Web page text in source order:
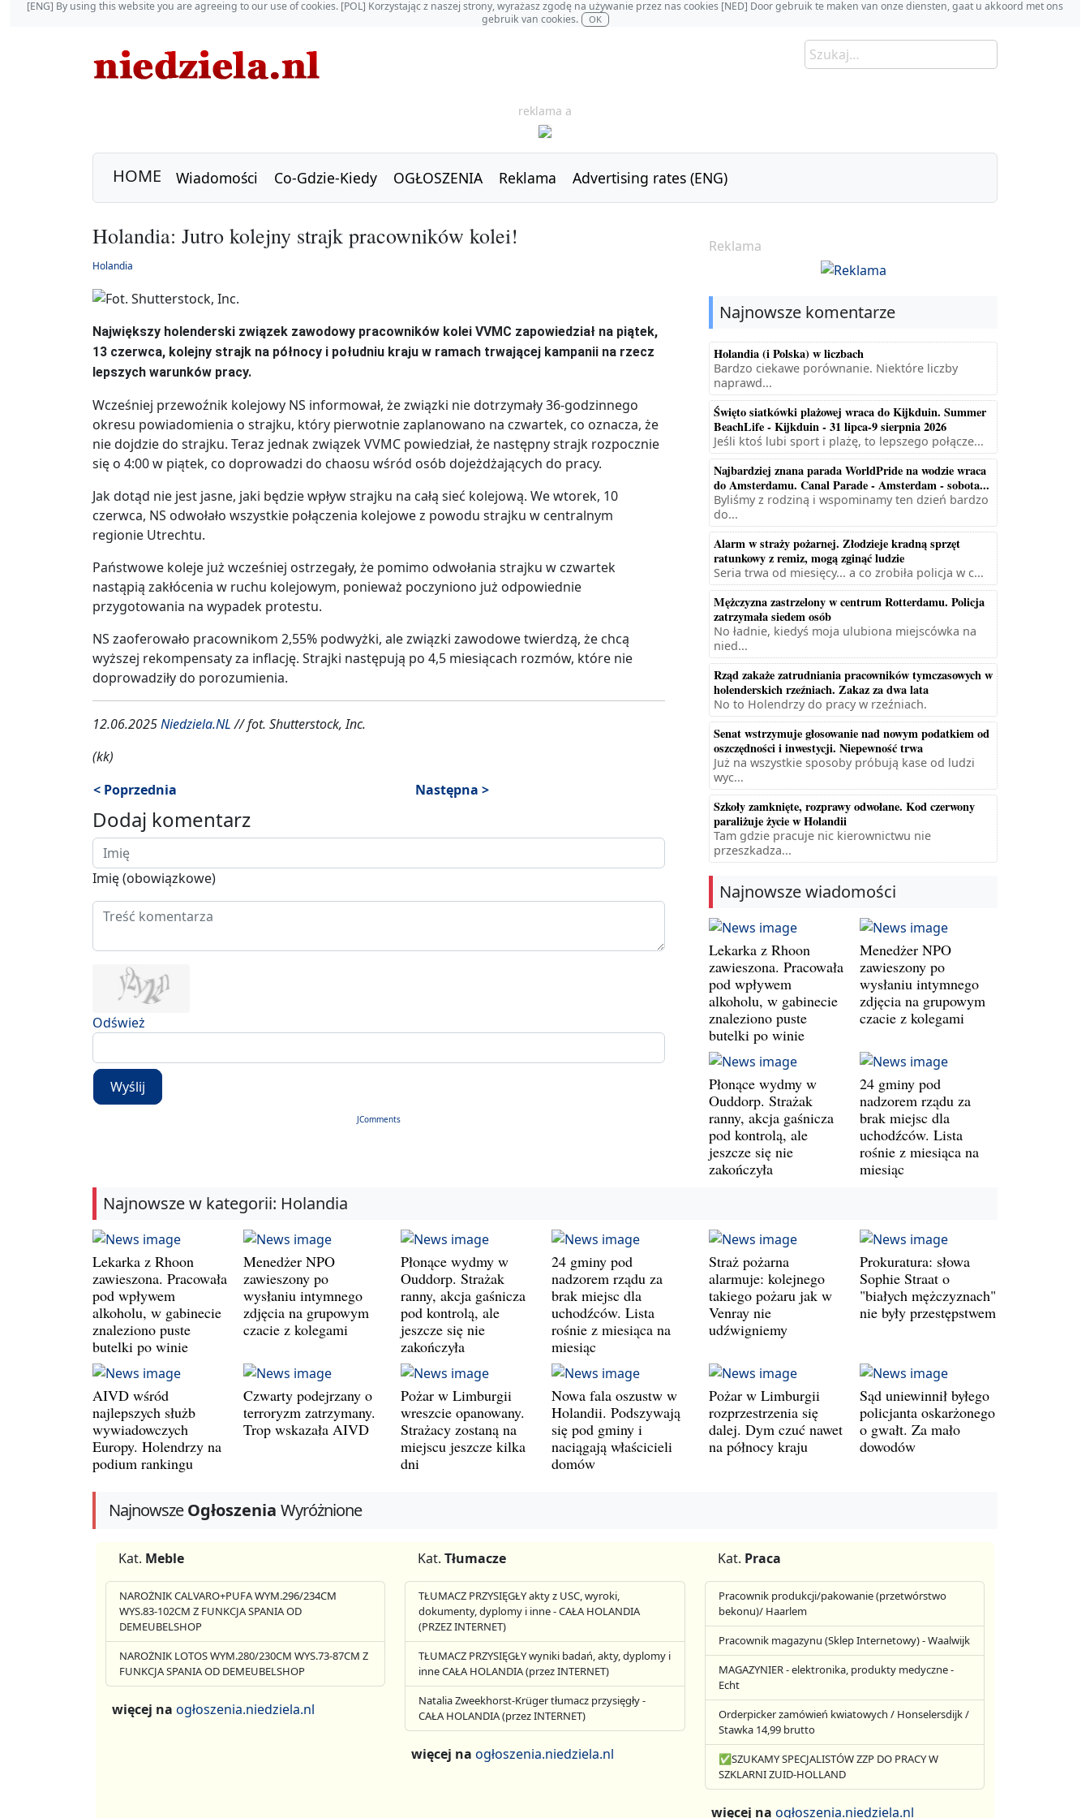
[ENG] By using this website you are agreeing to our use of cookies. [POL] Korzystając z naszej strony, wyrażasz zgodę na używanie przez nas cookies [NED] Door gebruik te maken van onze diensten, gaat u akkoord met ons
gebruik van cookies.
OK
reklama a
HOME Wiadomości Co-Gdzie-Kiedy OGŁOSZENIA Reklama Advertising rates (ENG)
Holandia: Jutro kolejny strajk pracowników kolei!
Holandia
Największy holenderski związek zawodowy pracowników kolei VVMC zapowiedział na piątek,
13 czerwca, kolejny strajk na północy i południu kraju w ramach trwającej kampanii na rzecz
lepszych warunków pracy.
Wcześniej przewoźnik kolejowy NS informował, że związki nie dotrzymały 36-godzinnego
okresu powiadomienia o strajku, który pierwotnie zaplanowano na czwartek, co oznacza, że
nie dojdzie do strajku. Teraz jednak związek VVMC powiedział, że następny strajk rozpocznie
się o 4:00 w piątek, co doprowadzi do chaosu wśród osób dojeżdżających do pracy.
Jak dotąd nie jest jasne, jaki będzie wpływ strajku na całą sieć kolejową. We wtorek, 10
czerwca, NS odwołało wszystkie połączenia kolejowe z powodu strajku w centralnym
regionie Utrechtu.
Państwowe koleje już wcześniej ostrzegały, że pomimo odwołania strajku w czwartek
nastąpią zakłócenia w ruchu kolejowym, ponieważ poczyniono już odpowiednie
przygotowania na wypadek protestu.
NS zaoferowało pracownikom 2,55% podwyżki, ale związki zawodowe twierdzą, że chcą
wyższej rekompensaty za inflację. Strajki następują po 4,5 miesiącach rozmów, które nie
doprowadziły do porozumienia.
12.06.2025Niedziela.NL// fot. Shutterstock, Inc.
(kk)
< Poprzednia
Następna >
Dodaj komentarz
Imię (obowiązkowe)
Odśwież
Wyślij
JComments
Reklama
Najnowsze komentarze
Holandia (i Polska) w liczbach
Bardzo ciekawe porównanie. Niektóre liczby
naprawd...
Święto siatkówki plażowej wraca do Kijkduin. Summer
BeachLife - Kijkduin - 31 lipca-9 sierpnia 2026
Jeśli ktoś lubi sport i plażę, to lepszego połącze...
Najbardziej znana parada WorldPride na wodzie wraca
do Amsterdamu. Canal Parade - Amsterdam - sobota...
Byliśmy z rodziną i wspominamy ten dzień bardzo
do...
Alarm w straży pożarnej. Złodzieje kradną sprzęt
ratunkowy z remiz, mogą zginąć ludzie
Seria trwa od miesięcy... a co zrobiła policja w c...
Mężczyzna zastrzelony w centrum Rotterdamu. Policja
zatrzymała siedem osób
No ładnie, kiedyś moja ulubiona miejscówka na
nied...
Rząd zakaże zatrudniania pracowników tymczasowych w
holenderskich rzeźniach. Zakaz za dwa lata
No to Holendrzy do pracy w rzeźniach.
Senat wstrzymuje głosowanie nad nowym podatkiem od
oszczędności i inwestycji. Niepewność trwa
Już na wszystkie sposoby próbują kase od ludzi
wyc...
Szkoły zamknięte, rozprawy odwołane. Kod czerwony
paraliżuje życie w Holandii
Tam gdzie pracuje nic kierownictwu nie
przeszkadza...
Najnowsze wiadomości
Lekarka z Rhoon
zawieszona. Pracowała
pod wpływem
alkoholu, w gabinecie
znaleziono puste
butelki po winie
Menedżer NPO
zawieszony po
wysłaniu intymnego
zdjęcia na grupowym
czacie z kolegami
Płonące wydmy w
Ouddorp. Strażak
ranny, akcja gaśnicza
pod kontrolą, ale
jeszcze się nie
zakończyła
24 gminy pod
nadzorem rządu za
brak miejsc dla
uchodźców. Lista
rośnie z miesiąca na
miesiąc
Najnowsze w kategorii: Holandia
Lekarka z Rhoon
zawieszona. Pracowała
pod wpływem
alkoholu, w gabinecie
znaleziono puste
butelki po winie
Menedżer NPO
zawieszony po
wysłaniu intymnego
zdjęcia na grupowym
czacie z kolegami
Płonące wydmy w
Ouddorp. Strażak
ranny, akcja gaśnicza
pod kontrolą, ale
jeszcze się nie
zakończyła
24 gminy pod
nadzorem rządu za
brak miejsc dla
uchodźców. Lista
rośnie z miesiąca na
miesiąc
Straż pożarna
alarmuje: kolejnego
takiego pożaru jak w
Venray nie
udźwigniemy
Prokuratura: słowa
Sophie Straat o
"białych mężczyznach"
nie były przestępstwem
AIVD wśród
najlepszych służb
wywiadowczych
Europy. Holendrzy na
podium rankingu
Czwarty podejrzany o
terroryzm zatrzymany.
Trop wskazała AIVD
Pożar w Limburgii
wreszcie opanowany.
Strażacy zostaną na
miejscu jeszcze kilka
dni
Nowa fala oszustw w
Holandii. Podszywają
się pod gminy i
naciągają właścicieli
domów
Pożar w Limburgii
rozprzestrzenia się
dalej. Dym czuć nawet
na północy kraju
Sąd uniewinnił byłego
policjanta oskarżonego
o gwałt. Za mało
dowodów
NajnowszeOgłoszenia Wyróżnione
Kat. Meble
NAROŻNIK CALVARO+PUFA WYM.296/234CM
WYS.83-102CM Z FUNKCJA SPANIA OD
DEMEUBELSHOP
NAROŻNIK LOTOS WYM.280/230CM WYS.73-87CM Z
FUNKCJA SPANIA OD DEMEUBELSHOP
więcej na ogłoszenia.niedziela.nl
Kat. Tłumacze
TŁUMACZ PRZYSIĘGŁY akty z USC, wyroki,
dokumenty, dyplomy i inne - CAŁA HOLANDIA
(PRZEZ INTERNET)
TŁUMACZ PRZYSIĘGŁY wyniki badań, akty, dyplomy i
inne CAŁA HOLANDIA (przez INTERNET)
Natalia Zweekhorst-Krüger tłumacz przysięgły -
CAŁA HOLANDIA (przez INTERNET)
więcej naogłoszenia.niedziela.nl
Kat. Praca
Pracownik produkcji/pakowanie (przetwórstwo
bekonu)/ Haarlem
Pracownik magazynu (Sklep Internetowy) - Waalwijk
MAGAZYNIER - elektronika, produkty medyczne -
Echt
Orderpicker zamówień kwiatowych / Honselersdijk /
Stawka 14,99 brutto
✅SZUKAMY SPECJALISTÓW ZZP DO PRACY W
SZKLARNI ZUID-HOLLAND
więcej na ogłoszenia.niedziela.nl